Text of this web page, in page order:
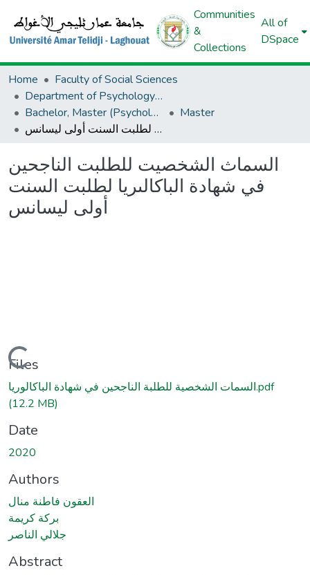
Communities
&
Collections
All of
DSpace
Home
Faculty of Social Sciences
Department of Psychology And Educational Sciences And Orthoponia
Bachelor, Master (Psychology And Educational Sciences And Orthoponia)
Master
السماث الشخصيت للطلبت الناجحين في شهادة الباكالىريا لطلبت السنت أولى ليسانس
السماث الشخصيت للطلبت الناجحين
في شهادة الباكالىريا لطلبت السنت
أولى ليسانس
Loading...
Files
السمات الشخصية للطلبة الناجحين في شهادة الباكالوريا.pdf
(12.2 MB)
Date
2020
Authors
العقون فاطنة منال
بركة كريمة
جلالي الناصر
Abstract